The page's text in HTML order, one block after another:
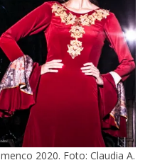
2020. Foto: Claudia A.